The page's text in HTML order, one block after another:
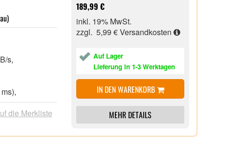
s,
die Merkliste
189,99 €
inkl. 19% MwSt.
zzgl. 5,99 €Versandkosten
Auf Lager
Lieferung in 1-3 Werktagen
IN DEN WARENKORB
MEHR DETAILS